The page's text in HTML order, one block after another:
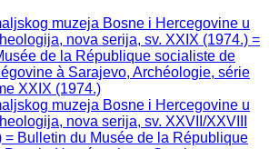
muzeja Bosne i Hercegovine u
nova serija, sv. XXIX (1974.) =
de la République socialiste de
à Sarajevo, Archéologie, série
XXIX (1974.)
muzeja Bosne i Hercegovine u
nova serija, sv. XXVII/XXVIII
= Bulletin du Musée de la République